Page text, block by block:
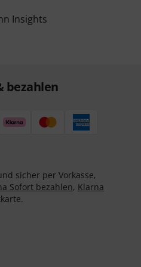
Insights
bezahlen
sicher per Vorkasse,
Sofort bezahlen, Klarna